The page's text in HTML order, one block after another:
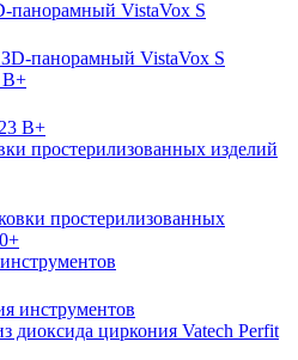
панорамный VistaVox S
B+
простерилизованных изделий
диоксида циркония Vatech Perfit